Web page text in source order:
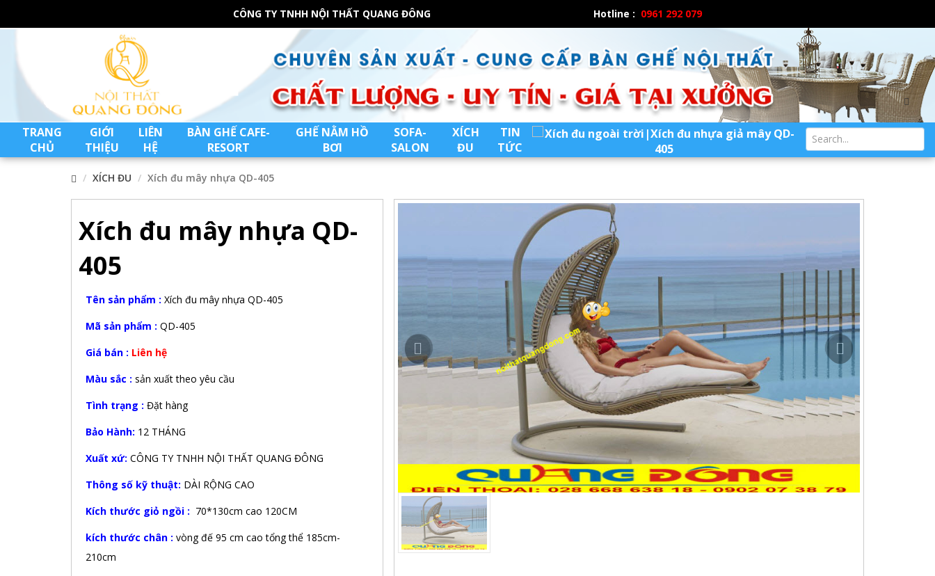
CÔNG TY TNHH NỘI THẤT QUANG ĐÔNG Hotline : 0961 292 079
TRANG
CHỦ
GIỚI
THIỆU
LIÊN
HỆ
BÀN GHẾ CAFE-
RESORT
GHẾ NẰM HỒ
BƠI
SOFA-
SALON
XÍCH
ĐU
TIN
TỨC
XÍCH ĐU Xích đu mây nhựa QD-405
Xích đu mây nhựa QD-
405
Tên sản phẩm : Xích đu mây nhựa QD-405
Mã sản phẩm : QD-405
Giá bán : Liên hệ
Màu sắc : sản xuất theo yêu cầu
Tình trạng : Đặt hàng
Bảo Hành: 12 THÁNG
Xuất xứ: CÔNG TY TNHH NỘI THẤT QUANG ĐÔNG
Thông số kỹ thuật: DÀI RỘNG CAO
Kích thước giỏ ngồi : 70*130cm cao 120CM
kích thước chân : vòng đế 95 cm cao tổng thể 185cm-
210cm